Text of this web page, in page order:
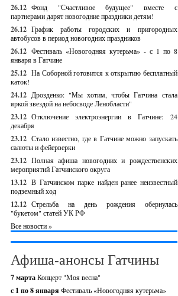
26.12 Фонд "Счастливое будущее" вместе с
партнерами дарят новогодние праздники детям!
26.12 График работы городских и пригородных
автобусов в период новогодних праздников
26.12 Фестиваль «Новогодняя кутерьма» - с 1 по 8
января в Гатчине
25.12 На Соборной готовится к открытию бесплатный
каток!
24.12 Дрозденко: "Мы хотим, чтобы Гатчина стала
яркой звездой на небосводе Ленобласти"
23.12 Отключение электроэнергии в Гатчине: 24
декабря
23.12 Стало известно, где в Гатчине можно запускать
салюты и фейерверки
23.12 Полная афиша новогодних и рождественских
мероприятий Гатчинского округа
13.12 В Гатчинском парке найден ранее неизвестный
подземный ход
12.12 Стрельба на день рождения обернулась
"букетом" статей УК РФ
Все новости »
Афиша-анонсы Гатчины
7 мартаКонцерт "Моя весна"
с 1 по 8 января Фестиваль «Новогодняя кутерьма»